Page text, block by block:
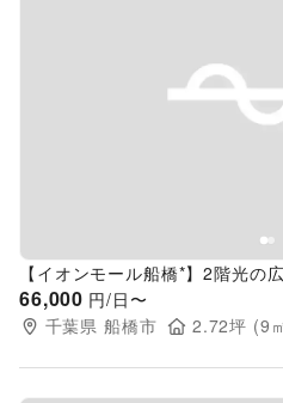
Previous slide
【イオンモール船橋*】2階光の
66,000 円/日〜
千葉県 船橋市 2.72坪 (9